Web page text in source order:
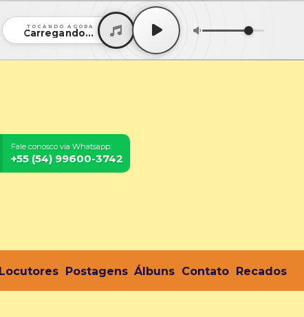
TOCANDO AGORA
Carregando...
Fale conosco via Whatsapp:
+55 (54) 99600-3742
Locutores Postagens Álbuns Contato Recados